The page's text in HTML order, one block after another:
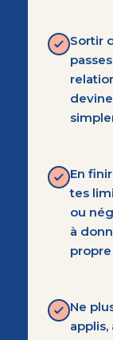
Sortir
En
tes
ou
à
Ne